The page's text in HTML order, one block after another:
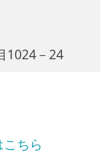
1024－24
ちら